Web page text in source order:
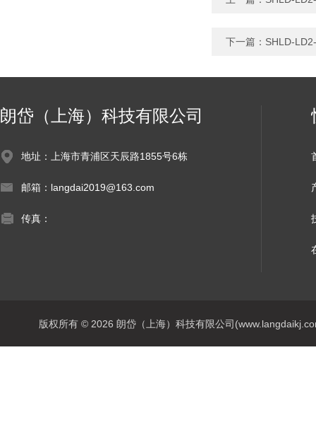
下一篇： SHLD-
朗岱（上海）科技有限公司
地址：上海市青浦区天辰路1855号6栋
邮箱：langdai2019@163.com
传真：
版权所有 © 2026 朗岱（上海）科技有限公司